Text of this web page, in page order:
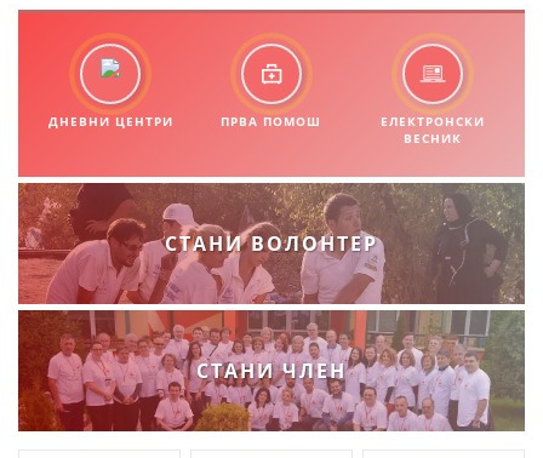
ДНЕВНИ ЦЕНТРИ ПРВА ПОМОШ
ЕЛЕКТРОНСКИ
ВЕСНИК
СТАНИ ВОЛОНТЕР
СТАНИ ЧЛЕН